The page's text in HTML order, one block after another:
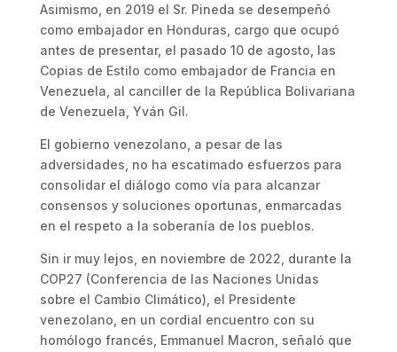
Asimismo, en 2019 el Sr. Pineda se desempeñó
como embajador en Honduras, cargo que ocupó
antes de presentar, el pasado 10 de agosto, las
Copias de Estilo como embajador de Francia en
Venezuela, al canciller de la República Bolivariana
de Venezuela, Yván Gil.
El gobierno venezolano, a pesar de las
adversidades, no ha escatimado esfuerzos para
consolidar el diálogo como vía para alcanzar
consensos y soluciones oportunas, enmarcadas
en el respeto a la soberanía de los pueblos.
Sin ir muy lejos, en noviembre de 2022, durante la
COP27 (Conferencia de las Naciones Unidas
sobre el Cambio Climático), el Presidente
venezolano, en un cordial encuentro con su
homólogo francés, Emmanuel Macron, señaló que